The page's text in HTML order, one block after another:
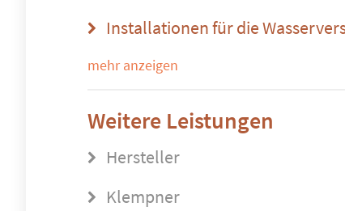
Installationen für die
mehr anzeigen
Weitere Leistungen
Hersteller
Klempner